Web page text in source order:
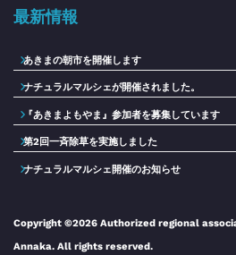
最新情報
あきまの朝市を開催します
ナチュラルマルシェが開催されました。
『あきまよもやま』参加者を募集しています
第2回一斉除草を実施しました
ナチュラルマルシェ開催のお知らせ
Copyright ©2026 Authorized regional
Annaka. All rights reserved.